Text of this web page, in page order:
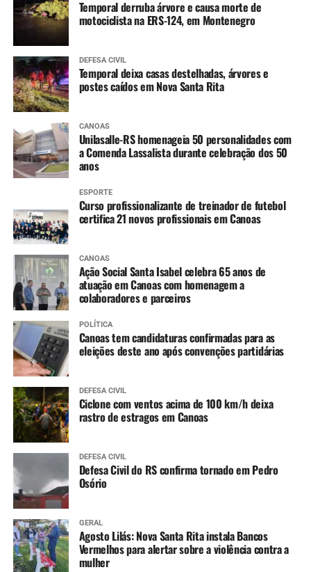
4 anos:
Tríplice bacteriana – DTP (2ª dose reforço)
Pólio (2ª dose reforço)
A partir dos 7 anos
Difteria e Tétano –
vacinal)
9 a 14 anos
HPV (dose única)
10 a 14 anos
Dengue (2 doses, com intervalo de 3 meses entre
as doses)
Meningo ACWY (dose única)
Temporal derruba árvore e causa morte de
motociclista na ERS-124, em Montenegro
DEFESA CIVIL
Temporal deixa casas destelhadas, árvores e
postes caídos em Nova Santa Rita
CANOAS
Unilasalle-RS homenageia 50 personalidades com
a Comenda Lassalista durante celebração dos 50
anos
ESPORTE
Curso profissionalizante de treinador de futebol
certifica 21 novos profissionais em Canoas
CANOAS
Ação Social Santa Isabel celebra 65 anos de
atuação em Canoas com homenagem a
colaboradores e parceiros
POLÍTICA
Canoas tem candidaturas confirmadas para as
eleições deste ano após convenções partidárias
DEFESA CIVIL
Ciclone com ventos acima de 100 km/h deixa
rastro de estragos em Canoas
DEFESA CIVIL
Defesa Civil do RS confirma tornado em Pedro
Osório
GERAL
Agosto Lilás: Nova Santa Rita instala Bancos
Vermelhos para alertar sobre a violência contra a
mulher